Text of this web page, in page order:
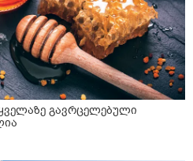
გავრცელებული